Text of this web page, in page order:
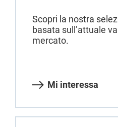
Scopri la nostra
basata sull’attuale
mercato.
Mi interessa